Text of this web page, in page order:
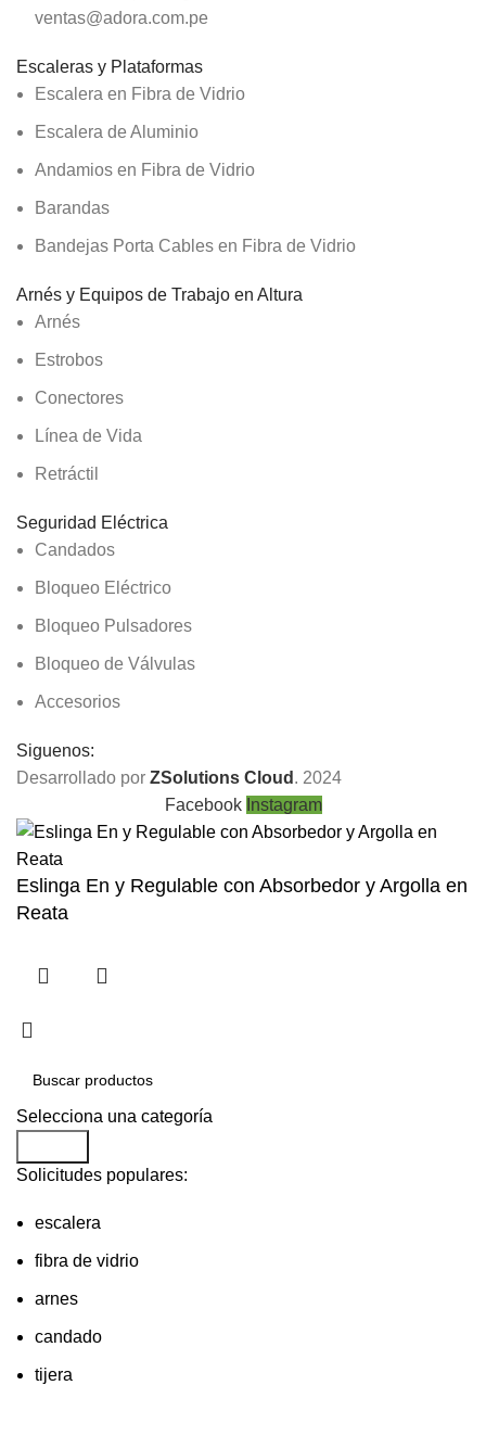
ventas@adora.com.pe
Escaleras y Plataformas
Escalera en Fibra de Vidrio
Escalera de Aluminio
Andamios en Fibra de Vidrio
Barandas
Bandejas Porta Cables en Fibra de Vidrio
Arnés y Equipos de Trabajo en Altura
Arnés
Estrobos
Conectores
Línea de Vida
Retráctil
Seguridad Eléctrica
Candados
Bloqueo Eléctrico
Bloqueo Pulsadores
Bloqueo de Válvulas
Accesorios
Siguenos:
Desarrollado por ZSolutions Cloud . 2024
Facebook Instagram
Eslinga En y Regulable con Absorbedor y Argolla en
Reata
Selecciona una categoría
Solicitudes populares:
escalera
fibra de vidrio
arnes
candado
tijera